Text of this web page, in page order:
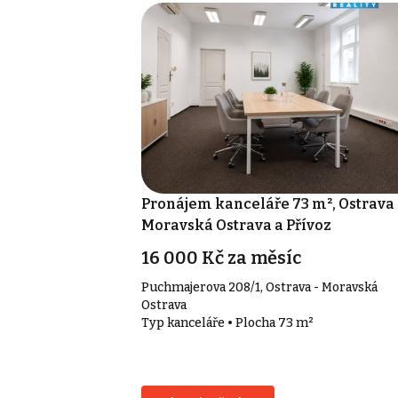
Pronájem kanceláře 73 m², Ostrava
Moravská Ostrava a Přívoz
16 000 Kč za měsíc
Puchmajerova 208/1, Ostrava - Moravská
Ostrava
Typ kanceláře • Plocha 73 m²